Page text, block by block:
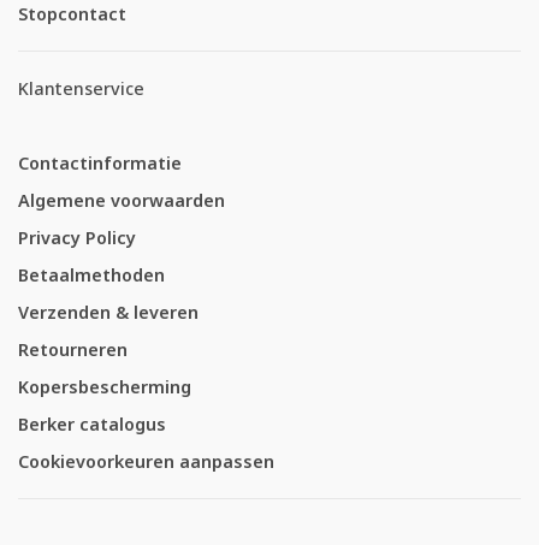
Stopcontact
Klantenservice
Contactinformatie
Algemene voorwaarden
Privacy Policy
Betaalmethoden
Verzenden & leveren
Retourneren
Kopersbescherming
Berker catalogus
Cookievoorkeuren aanpassen